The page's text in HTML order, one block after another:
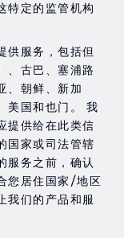
特定的监管机构
供服务，包括但
、古巴、塞浦路
、朝鲜、新加
美国和也门。 我
提供给在此类信
国家或司法管辖
服务之前，确认
您居住国家/地区
我们的产品和服